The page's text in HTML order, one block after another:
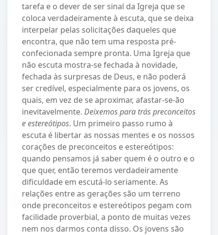
tarefa e o dever de ser sinal da Igreja que se
coloca verdadeiramente à escuta, que se deixa
interpelar pelas solicitações daqueles que
encontra, que não tem uma resposta pré-
confecionada sempre pronta. Uma Igreja que
não escuta mostra-se fechada à novidade,
fechada às surpresas de Deus, e não poderá
ser credível, especialmente para os jovens, os
quais, em vez de se aproximar, afastar-se-ão
inevitavelmente. Deixemos para trás preconceitos
e estereótipos. Um primeiro passo rumo à
escuta é libertar as nossas mentes e os nossos
corações de preconceitos e estereótipos:
quando pensamos já saber quem é o outro e o
que quer, então teremos verdadeiramente
dificuldade em escutá-lo seriamente. As
relações entre as gerações são um terreno
onde preconceitos e estereótipos pegam com
facilidade proverbial, a ponto de muitas vezes
nem nos darmos conta disso. Os jovens são